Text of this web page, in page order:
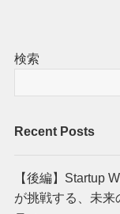
検索
Recent Posts
【後編】Startup
が挑戦する、未